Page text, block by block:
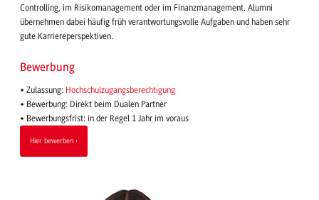
Controlling, im Risikomanagement oder im Finanzmanagement. Alumni
übernehmen dabei häufig früh verantwortungsvolle Aufgaben und haben sehr
gute Karriereperspektiven.
Bewerbung
• Zulassung: Hochschulzugangsberechtigung
• Bewerbung: Direkt beim Dualen Partner
• Bewerbungsfrist: in der Regel 1 Jahr im voraus
Hier bewerben